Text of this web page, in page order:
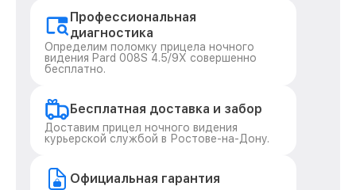
Профессиональная
диагностика
Определим поломку прицела ночного
видения Pard 008S 4.5/9X совершенно
бесплатно.
Бесплатная доставка и забор
Доставим прицел ночного видения
курьерской службой в Ростове-на-Дону.
Официальная гарантия